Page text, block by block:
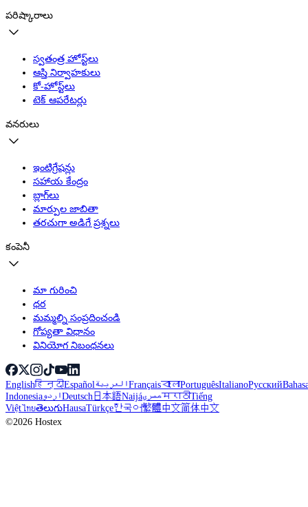
పరిష్కారాలు
స్వతంత్ర హోస్ట్‌లు
ఆస్తి నిర్వాహకులు
కో-హోస్ట్‌లు
టెక్ ఆపరేటర్లు
వనరులు
ఇంటిగ్రేషన్లు
సహాయ కేంద్రం
బ్లాగ్‌లు
మార్పుల జాబితా
తరచుగా అడిగే ప్రశ్నలు
కంపెనీ
మా గురించి
ధర
మమ్మల్ని సంప్రదించండి
గోప్యతా విధానం
వినియోగ నిబంధనలు
Englishहिन्दीEspañolالعربيةFrançaisবাংলাPortuguêsItalianoРусский
IndonesiaاردوDeutsch日本語NaijáمصريमराठीTiếng
ViệtไทยతెలుగుHausaTürkçe한국어繁體中文简体中文
©2026 Hostex